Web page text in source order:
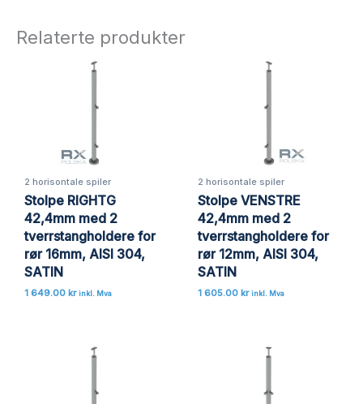
Relaterte produkter
2 horisontale spiler
Stolpe RIGHTG
42,4mm med 2
tverrstangholdere for
rør 16mm, AISI 304,
SATIN
1 649.00 kr inkl. Mva
2 horisontale spiler
Stolpe VENSTRE
42,4mm med 2
tverrstangholdere for
rør 12mm, AISI 304,
SATIN
1 605.00 kr inkl. Mva